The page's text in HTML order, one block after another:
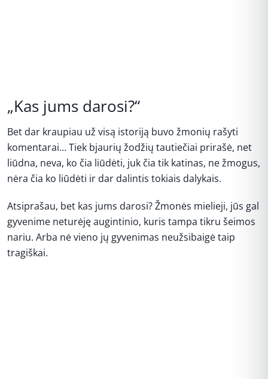
„Kas jums darosi?“
Bet dar kraupiau už visą istoriją buvo žmonių rašyti
komentarai… Tiek bjaurių žodžių tautiečiai prirašė, net
liūdna, neva, ko čia liūdėti, juk čia tik katinas, ne žmogus,
nėra čia ko liūdėti ir dar dalintis tokiais dalykais.
Atsiprašau, bet kas jums darosi? Žmonės mielieji, jūs gal
gyvenime neturėję augintinio, kuris tampa tikru šeimos
nariu. Arba nė vieno jų gyvenimas neužsibaigė taip
tragiškai.